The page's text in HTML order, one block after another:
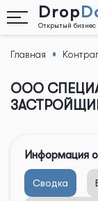
Drop
Открытый бизнес
Назад
Главная
ООО
Информация
Сводка